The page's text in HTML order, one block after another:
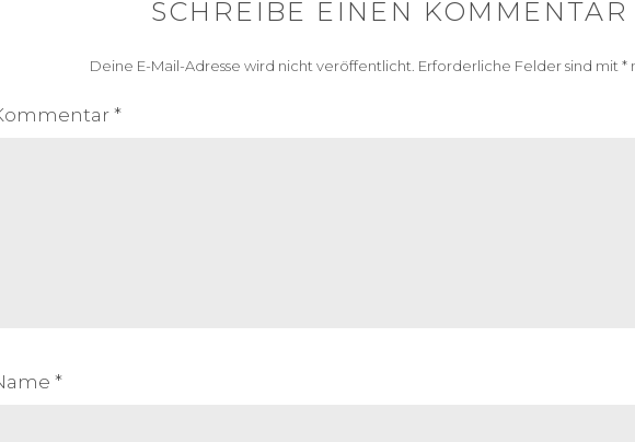
SCHREIBE EINEN KOMMENTAR
Deine E-Mail-Adresse wird nicht veröffentlicht. Erforderliche Felder sind mit *
*
*